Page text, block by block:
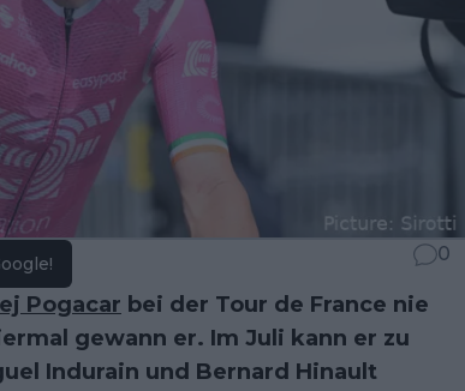
0
Pogacar bei der Tour de France nie
gewann er. Im Juli kann er zu
Indurain und Bernard Hinault